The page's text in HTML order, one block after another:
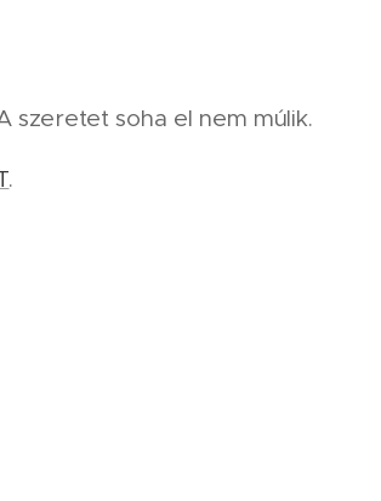
szeretet soha el nem múlik.
.